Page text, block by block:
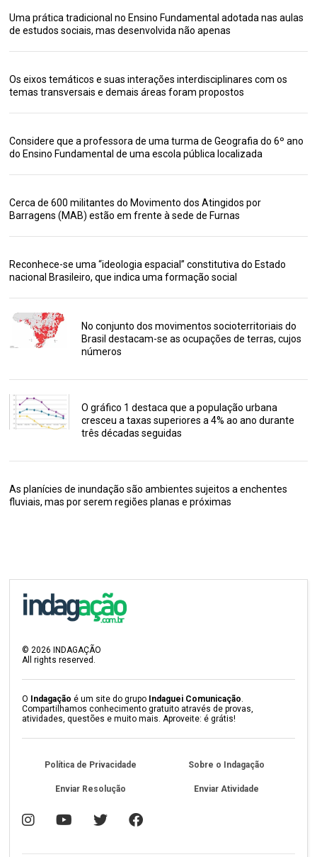
Uma prática tradicional no Ensino Fundamental adotada nas aulas
de estudos sociais, mas desenvolvida não apenas
Os eixos temáticos e suas interações interdisciplinares com os
temas transversais e demais áreas foram propostos
Considere que a professora de uma turma de Geografia do 6º ano
do Ensino Fundamental de uma escola pública localizada
Cerca de 600 militantes do Movimento dos Atingidos por
Barragens (MAB) estão em frente à sede de Furnas
Reconhece-se uma “ideologia espacial” constitutiva do Estado
nacional Brasileiro, que indica uma formação social
No conjunto dos movimentos socioterritoriais do
Brasil destacam-se as ocupações de terras, cujos
números
O gráfico 1 destaca que a população urbana
cresceu a taxas superiores a 4% ao ano durante
três décadas seguidas
As planícies de inundação são ambientes sujeitos a enchentes
fluviais, mas por serem regiões planas e próximas
©2026 INDAGAÇÃO
All rights reserved.
O Indagação é um site do grupo Indaguei Comunicação.
Compartilhamos conhecimento gratuito através de provas,
atividades, questões e muito mais. Aproveite: é grátis!
Política de Privacidade Sobre o Indagação
Enviar Resolução Enviar Atividade